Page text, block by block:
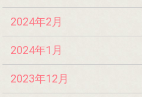
2024年2月
2024年1月
2023年12月